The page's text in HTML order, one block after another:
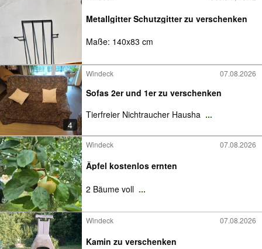
Metallgitter Schutzgitter zu verschenken
Maße: 140x83 cm
4
Windeck 07.08.2026
Sofas 2er und 1er zu verschenken
Tierfreier Nichtraucher Hausha ...
Windeck 07.08.2026
Äpfel kostenlos ernten
2 Bäume voll ...
Windeck 07.08.2026
Kamin zu verschenken